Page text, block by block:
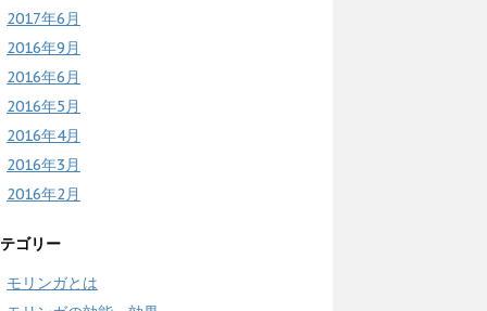
2017年6月
2016年9月
2016年6月
2016年5月
2016年4月
2016年3月
2016年2月
ゴリー
モリンガとは